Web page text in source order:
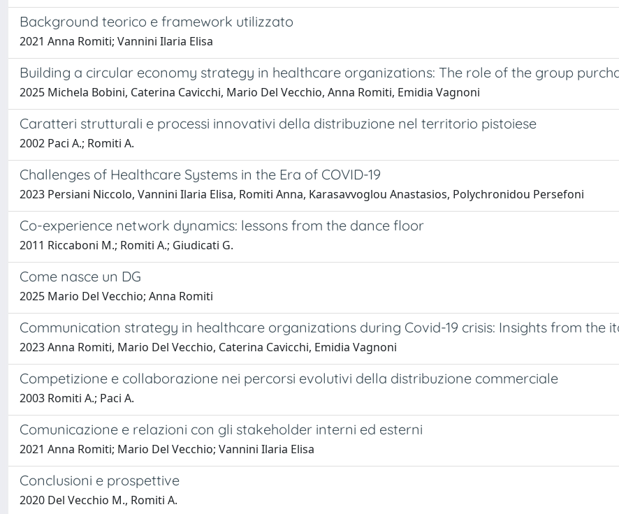
Background teorico e framework utilizzato
2021 Anna Romiti; Vannini Ilaria Elisa
Building a circular economy strategy in healthcare organizations: The role of the group
2025 Michela Bobini, Caterina Cavicchi, Mario Del Vecchio, Anna Romiti, Emidia Vagnoni
Caratteri strutturali e processi innovativi della distribuzione nel territorio pistoiese
2002 Paci A.; Romiti A.
Challenges of Healthcare Systems in the Era of COVID-19
2023 Persiani Niccolo, Vannini Ilaria Elisa, Romiti Anna, Karasavvoglou Anastasios, Polychronidou Persefoni
Co-experience network dynamics: lessons from the dance floor
2011 Riccaboni M.; Romiti A.; Giudicati G.
Come nasce un DG
2025 Mario Del Vecchio; Anna Romiti
Communication strategy in healthcare organizations during Covid-19 crisis: Insights from the
2023 Anna Romiti, Mario Del Vecchio, Caterina Cavicchi, Emidia Vagnoni
Competizione e collaborazione nei percorsi evolutivi della distribuzione commerciale
2003 Romiti A.; Paci A.
Comunicazione e relazioni con gli stakeholder interni ed esterni
2021 Anna Romiti; Mario Del Vecchio; Vannini Ilaria Elisa
Conclusioni e prospettive
2020 Del Vecchio M., Romiti A.